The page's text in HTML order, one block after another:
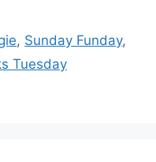
, Sunday Funday,
Tuesday